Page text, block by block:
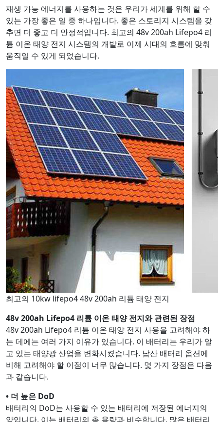
재생 가능 에너지를 사용하는 것은 우리가 세계를 위해 할 수
있는 가장 좋은 일 중 하나입니다. 좋은 스토리지 시스템을 갖
추면 더 좋고 더 안정적입니다. 최고의 48v 200ah Lifepo4 리
튬 이온 태양 전지 시스템의 개발로 이제 시대의 흐름에 맞춰
움직일 수 있게 되었습니다.
최고의 10kw lifepo4 48v 200ah 리튬 태양 전지
48v 200ah Lifepo4 리튬 이온 태양 전지와 관련된 장점
48v 200ah Lifepo4 리튬 이온 태양 전지 사용을 고려해야 하
는 데에는 여러 가지 이유가 있습니다. 이 배터리는 우리가 알
고 있는 태양광 산업을 변화시켰습니다. 납산 배터리 옵션에
비해 고려해야 할 이점이 너무 많습니다. 몇 가지 장점은 다음
과 같습니다.
• 더 높은 DoD
배터리의 DoD는 사용할 수 있는 배터리에 저장된 에너지의
양입니다. 이는 배터리의 총 용량과 비슷합니다. 많은 배터리